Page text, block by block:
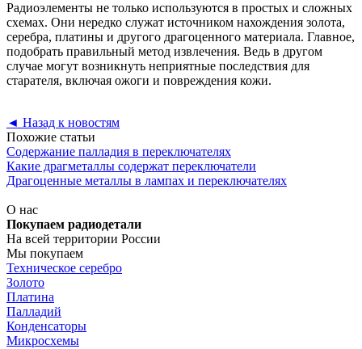
Радиоэлементы не только используются в простых и сложных
схемах. Они нередко служат источником нахождения золота,
серебра, платины и другого драгоценного материала. Главное,
подобрать правильный метод извлечения. Ведь в другом
случае могут возникнуть неприятные последствия для
старателя, включая ожоги и повреждения кожи.
◄ Назад к новостям
Похожие статьи
Содержание палладия в переключателях
Какие драгметаллы содержат переключатели
Драгоценные металлы в лампах и переключателях
О нас
Покупаем радиодетали
На всей территории России
Мы покупаем
Техническое серебро
Золото
Платина
Палладий
Конденсаторы
Микросхемы